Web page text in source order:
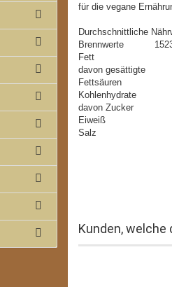
für die vegane
Durchschnittliche
Brennwerte 1523
Fett
davon gesättigte
davon
Eiweiß
Salz
Kunden,